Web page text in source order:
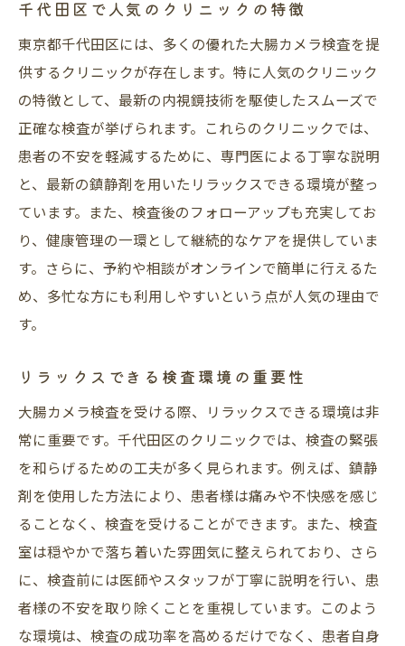
医師との対話で不安を軽減
検査時間の短縮化
安心感を高める医療の進歩
千代田区のクリニックで受ける大腸カメラ検査
のメリットとは
都市部ならではの検査の利便性
高度な診断技術を有するクリニック
患者様への配慮が行き届いたサービス
検査の予約が取りやすい
ト
検査前の食事制限と準備について
検査当日の流れを把握する
服装や持ち物の準備ポイント
検査後の休息と注意事項
専門スタッフのサポート体制
不明点は事前にクリニックへ確認
半蔵門渡海消化器・内視鏡クリニックが提供す
る安心の大腸カメラ
千代田区で人気のクリニックの特徴
東京都千代田区には、多くの優れた大腸カメラ検査を提
供するクリニックが存在します。特に人気のクリニック
の特徴として、最新の内視鏡技術を駆使したスムーズで
正確な検査が挙げられます。これらのクリニックでは、
患者の不安を軽減するために、専門医による丁寧な説明
と、最新の鎮静剤を用いたリラックスできる環境が整っ
ています。また、検査後のフォローアップも充実してお
り、健康管理の一環として継続的なケアを提供していま
す。さらに、予約や相談がオンラインで簡単に行えるた
め、多忙な方にも利用しやすいという点が人気の理由で
す。
リラックスできる検査環境の重要性
大腸カメラ検査を受ける際、リラックスできる環境は非
常に重要です。千代田区のクリニックでは、検査の緊張
を和らげるための工夫が多く見られます。例えば、鎮静
剤を使用した方法により、患者様は痛みや不快感を感じ
ることなく、検査を受けることができます。また、検査
室は穏やかで落ち着いた雰囲気に整えられており、さら
に、検査前には医師やスタッフが丁寧に説明を行い、患
者様の不安を取り除くことを重視しています。このよう
な環境は、検査の成功率を高めるだけでなく、患者自身